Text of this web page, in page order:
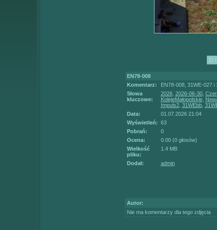
EN78-008
Komentarz:
EN78-008, 31WE-027
Słowa
kluczowe:
2026, 2026-06-30,
KolejeMałopolskie,
Impuls2, 31WEbb,
Data:
01.07.2026 21:04
Wyświetleń: 63
Pobrań:
0
Ocena:
0.00 (0 głosów)
Wielkość
pliku:
1.4 MB
Dodał: admin
Autor:
Nie ma komentarzy dla tego zdjęcia